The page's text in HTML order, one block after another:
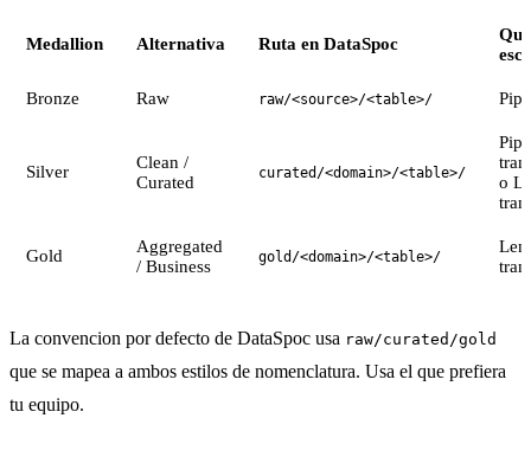
Medallion Alternativa Ruta en DataSpoc
Bronze Raw raw/<source>/<table>/ Pipe
Silver
Clean /
Curated
curated/<domain>/<table>/
Pipe
o
Gold
Aggregated
/ Business
gold/<domain>/<table>/
La convencion por defecto de DataSpoc usa raw/curated/gold
que se mapea a ambos estilos de nomenclatura. Usa el que prefiera
tu equipo.